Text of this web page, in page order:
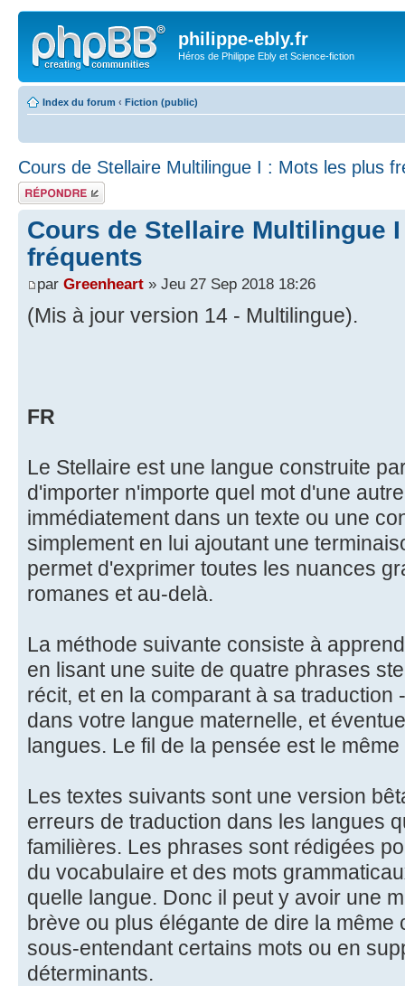
philippe-ebly.fr
Héros de Philippe Ebly et Science-fiction
Index du forum ‹ Fiction (public)
Cours de Stellaire Multilingue I : Mots les plus
Répondre
Cours de Stellaire Multilingue
fréquents
par Greenheart » Jeu 27 Sep 2018 18:26
(Mis à jour version 14 - Multilingue).
FR
Le Stellaire est une langue construite
d'importer n'importe quel mot d'une
immédiatement dans un texte ou une
simplement en lui ajoutant une
permet d'exprimer toutes les nuances
romanes et au-delà.
La méthode suivante consiste à
en lisant une suite de quatre phrases
récit, et en la comparant à sa traduction
dans votre langue maternelle, et
langues. Le fil de la pensée est le
Les textes suivants sont une version
erreurs de traduction dans les langues
familières. Les phrases sont rédigées
du vocabulaire et des mots
quelle langue. Donc il peut y avoir une
brève ou plus élégante de dire la même
sous-entendant certains mots ou en
déterminants.